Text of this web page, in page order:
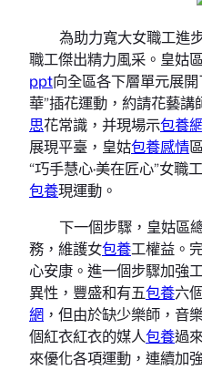
為助力寬大女職工進
職工傑出精力風采。皇姑
ppt向全區各下層單元展
華”插花運動，約請花藝講
思花常識，并現場示包養
展現平臺，皇姑包養感情
“巧手慧心·美在匠心”女職工
包養現運動。
下一個步驟，皇姑區
務，維護女包養工權益。
心安康。進一個步驟加強
異性，豐盛和有五包養六
網 ，但由於缺少樂師，音
個紅衣紅衣的媒人包養過
來優化各項運動，連續加